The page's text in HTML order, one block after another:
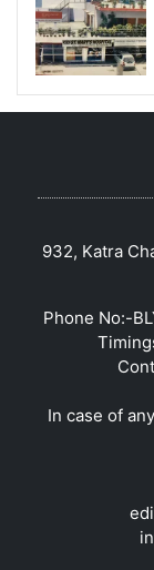
932, Katra
Phone No:-
In case of